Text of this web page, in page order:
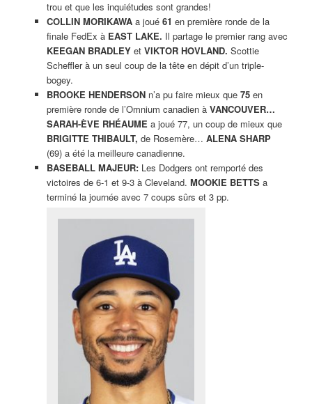
trou et que les inquiétudes sont grandes!
COLLIN MORIKAWAa joué 61 en première ronde de la
finale FedEx à EAST LAKE. Il partage le premier rang avec
KEEGAN BRADLEYet VIKTOR HOVLAND. Scottie
Scheffler à un seul coup de la tête en dépit d’un triple-
bogey.
BROOKE HENDERSONn’a pu faire mieux que 75en
première ronde de l’Omnium canadien à VANCOUVER…
SARAH-ÈVE RHÉAUME a joué 77, un coup de mieux que
BRIGITTE THIBAULT, de Rosemère… ALENA SHARP
(69) a été la meilleure canadienne.
BASEBALL MAJEUR:Les Dodgers ont remporté des
victoires de 6-1 et 9-3 à Cleveland. MOOKIE BETTSa
terminé la journée avec 7 coups sûrs et 3 pp.